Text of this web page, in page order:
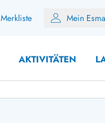
Merkliste Mein
AKTIVITÄTEN